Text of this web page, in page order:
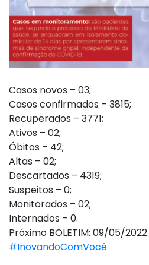
Casos novos – 03;
Casos confirmados – 3815;
Recuperados – 3771;
Ativos – 02;
Óbitos – 42;
Altas – 02;
Descartados – 4319;
Suspeitos – 0;
Monitorados – 02;
Internados – 0.
Próximo BOLETIM: 09/05/2022.
#InovandoComVocê